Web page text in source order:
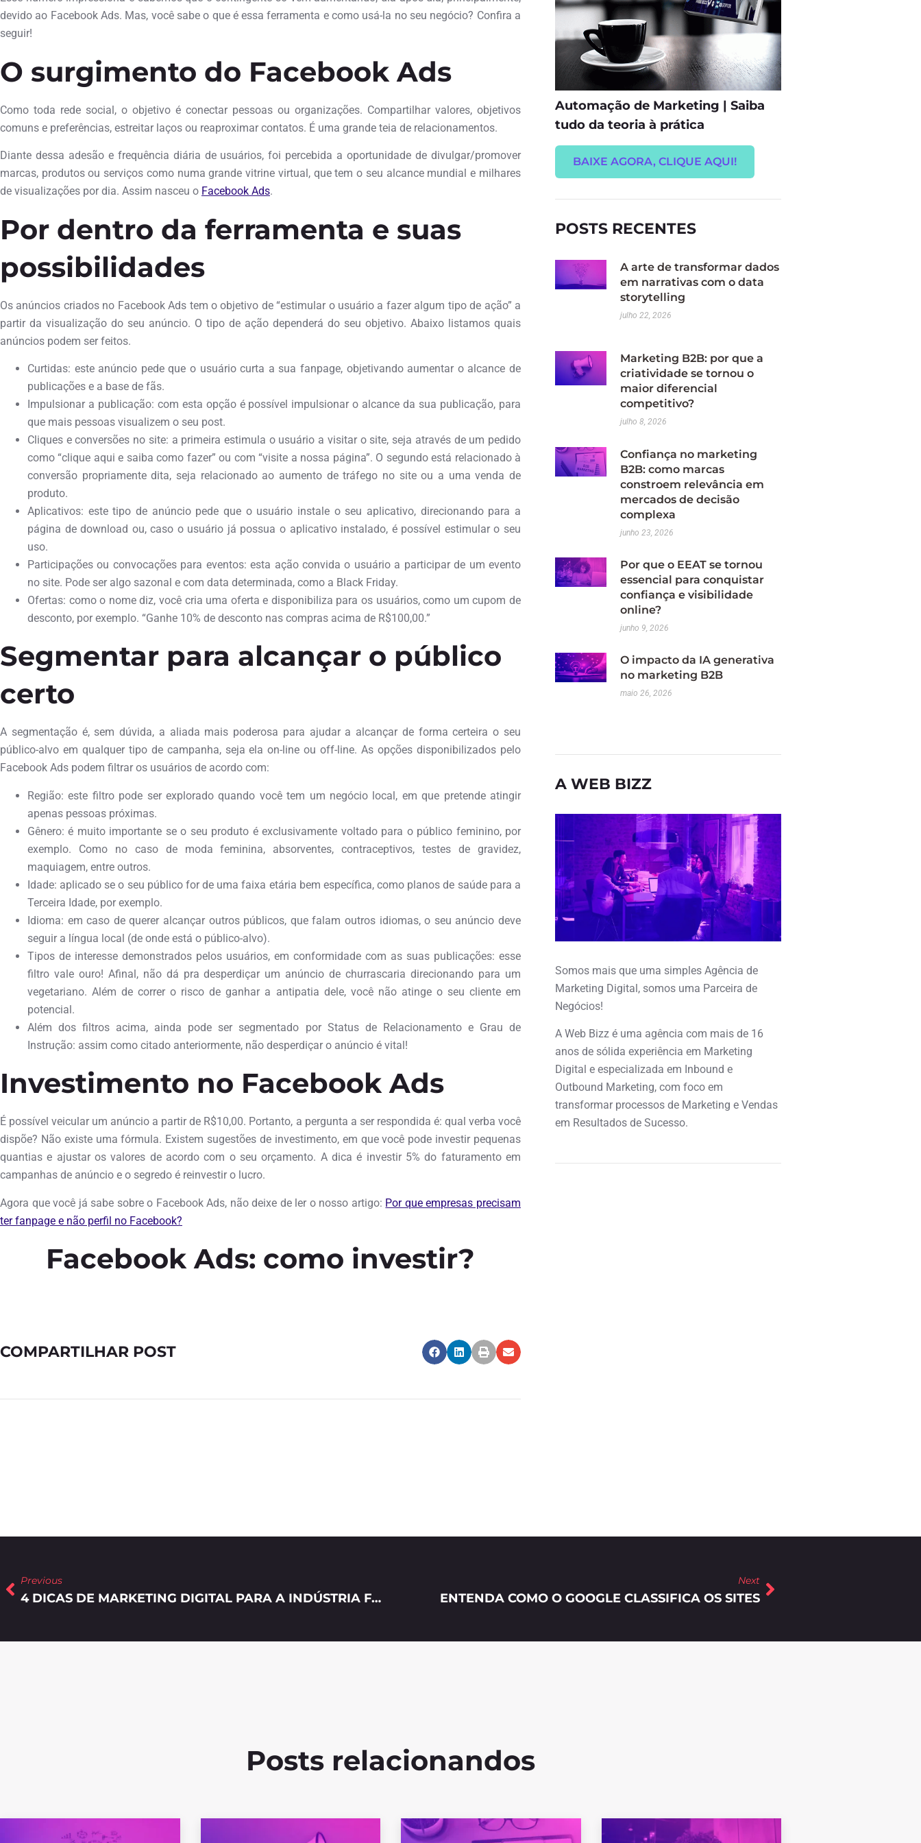
devido ao Facebook Ads. Mas, você sabe o que é essa ferramenta e como usá-la no seu negócio? Confira a
seguir!
O surgimento do Facebook Ads
Como toda rede social, o objetivo é conectar pessoas ou organizações. Compartilhar valores, objetivos
comuns e preferências, estreitar laços ou reaproximar contatos. É uma grande teia de relacionamentos.
Diante dessa adesão e frequência diária de usuários, foi percebida a oportunidade de divulgar/promover
marcas, produtos ou serviços como numa grande vitrine virtual, que tem o seu alcance mundial e milhares
de visualizações por dia. Assim nasceu o Facebook Ads.
Por dentro da ferramenta e suas
possibilidades
Os anúncios criados no Facebook Ads tem o objetivo de “estimular o usuário a fazer algum tipo de ação” a
partir da visualização do seu anúncio. O tipo de ação dependerá do seu objetivo. Abaixo listamos quais
anúncios podem ser feitos.
Curtidas: este anúncio pede que o usuário curta a sua fanpage, objetivando aumentar o alcance de
publicações e a base de fãs.
Impulsionar a publicação: com esta opção é possível impulsionar o alcance da sua publicação, para
que mais pessoas visualizem o seu post.
Cliques e conversões no site: a primeira estimula o usuário a visitar o site, seja através de um pedido
como “clique aqui e saiba como fazer” ou com “visite a nossa página”. O segundo está relacionado à
conversão propriamente dita, seja relacionado ao aumento de tráfego no site ou a uma venda de
produto.
Aplicativos: este tipo de anúncio pede que o usuário instale o seu aplicativo, direcionando para a
página de download ou, caso o usuário já possua o aplicativo instalado, é possível estimular o seu
uso.
Participações ou convocações para eventos: esta ação convida o usuário a participar de um evento
no site. Pode ser algo sazonal e com data determinada, como a Black Friday.
Ofertas: como o nome diz, você cria uma oferta e disponibiliza para os usuários, como um cupom de
desconto, por exemplo. “Ganhe 10% de desconto nas compras acima de R$100,00.”
Segmentar para alcançar o público
certo
A segmentação é, sem dúvida, a aliada mais poderosa para ajudar a alcançar de forma certeira o seu
público-alvo em qualquer tipo de campanha, seja ela on-line ou off-line. As opções disponibilizados pelo
Facebook Ads podem filtrar os usuários de acordo com:
Região: este filtro pode ser explorado quando você tem um negócio local, em que pretende atingir
apenas pessoas próximas.
Gênero: é muito importante se o seu produto é exclusivamente voltado para o público feminino, por
exemplo. Como no caso de moda feminina, absorventes, contraceptivos, testes de gravidez,
maquiagem, entre outros.
Idade: aplicado se o seu público for de uma faixa etária bem específica, como planos de saúde para a
Terceira Idade, por exemplo.
Idioma: em caso de querer alcançar outros públicos, que falam outros idiomas, o seu anúncio deve
seguir a língua local (de onde está o público-alvo).
Tipos de interesse demonstrados pelos usuários, em conformidade com as suas publicações: esse
filtro vale ouro! Afinal, não dá pra desperdiçar um anúncio de churrascaria direcionando para um
vegetariano. Além de correr o risco de ganhar a antipatia dele, você não atinge o seu cliente em
potencial.
Além dos filtros acima, ainda pode ser segmentado por Status de Relacionamento e Grau de
Instrução: assim como citado anteriormente, não desperdiçar o anúncio é vital!
Investimento no Facebook Ads
É possível veicular um anúncio a partir de R$10,00. Portanto, a pergunta a ser respondida é: qual verba você
dispõe? Não existe uma fórmula. Existem sugestões de investimento, em que você pode investir pequenas
quantias e ajustar os valores de acordo com o seu orçamento. A dica é investir 5% do faturamento em
campanhas de anúncio e o segredo é reinvestir o lucro.
Agora que você já sabe sobre o Facebook Ads, não deixe de ler o nosso artigo: Por que empresas precisam
ter fanpage e não perfil no Facebook?
Facebook Ads: como investir?
COMPARTILHAR POST
Automação de Marketing | Saiba
tudo da teoria à prática
BAIXE AGORA, CLIQUE AQUI!
POSTS RECENTES
A arte de transformar dados
em narrativas com o data
storytelling
julho 22, 2026
Marketing B2B: por que a
criatividade se tornou o
maior diferencial
competitivo?
julho 8, 2026
Confiança no marketing
B2B: como marcas
constroem relevância em
mercados de decisão
complexa
junho 23, 2026
Por que o EEAT se tornou
essencial para conquistar
confiança e visibilidade
online?
junho 9, 2026
O impacto da IA generativa
no marketing B2B
maio 26, 2026
A WEB BIZZ
Somos mais que uma simples Agência de
Marketing Digital, somos uma Parceira de
Negócios!
A Web Bizz é uma agência com mais de 16
anos de sólida experiência em Marketing
Digital e especializada em Inbound e
Outbound Marketing, com foco em
transformar processos de Marketing e Vendas
em Resultados de Sucesso.
Previous
4 DICAS DE MARKETING DIGITAL PARA A INDÚSTRIA FARMACÊUTICA.
Next
ENTENDA COMO O GOOGLE CLASSIFICA OS SITES
Posts relacionandos